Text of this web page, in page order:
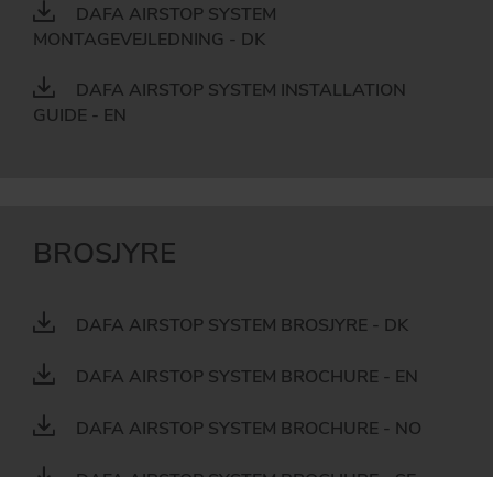
DAFA AIRSTOP SYSTEM
MONTAGEVEJLEDNING - DK
DAFA AIRSTOP SYSTEM INSTALLATION
GUIDE - EN
BROSJYRE
DAFA AIRSTOP SYSTEM BROSJYRE - DK
DAFA AIRSTOP SYSTEM BROCHURE - EN
DAFA AIRSTOP SYSTEM BROCHURE - NO